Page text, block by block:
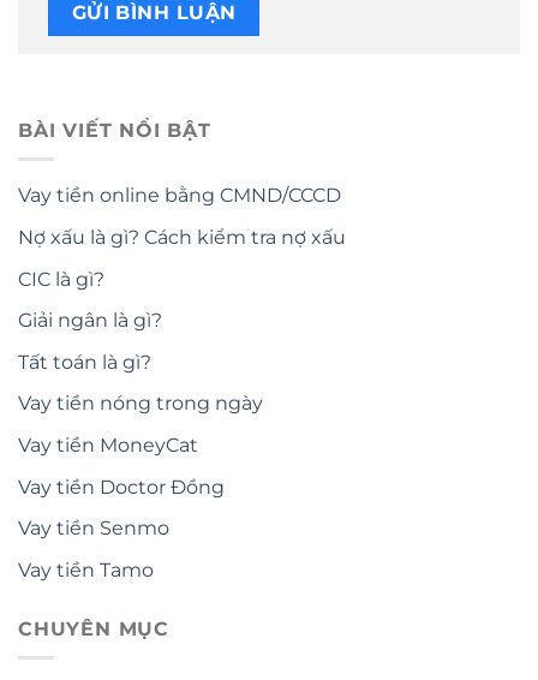
BÀI VIẾT NỔI BẬT
Vay tiền online bằng CMND/CCCD
Nợ xấu là gì? Cách kiểm tra nợ xấu
CIC là gì?
Giải ngân là gì?
Tất toán là gì?
Vay tiền nóng trong ngày
Vay tiền MoneyCat
Vay tiền Doctor Đồng
Vay tiền Senmo
Vay tiền Tamo
CHUYÊN MỤC